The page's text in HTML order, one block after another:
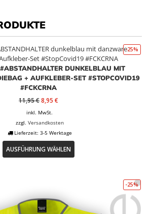
-25%
DUNKELBLAU MIT
+ AUFKLEBER-SET #STOPCOVID19
#FCKCRNA
11,95€Ursprünglicher
Preis
war:
8,95 €
inkl. MwSt.
zzgl. Versandkosten
Lieferzeit: 3-5 Werktage
AUSFÜHRUNG WÄHLEN
Dieses
Optionen
-25%